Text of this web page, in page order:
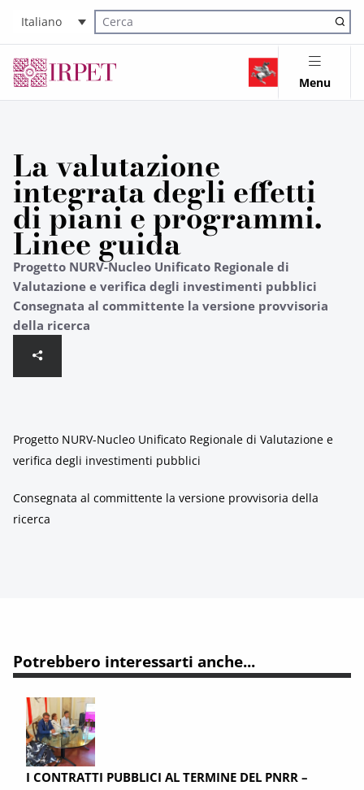
Italiano
Cerca nel sito
Menu
La valutazione
integrata degli effetti
di piani e programmi.
Linee guida
Progetto NURV-Nucleo Unificato Regionale di
Valutazione e verifica degli investimenti pubblici
Consegnata al committente la versione provvisoria
della ricerca
Progetto NURV-Nucleo Unificato Regionale di Valutazione e
verifica degli investimenti pubblici
Consegnata al committente la versione provvisoria della
ricerca
Potrebbero interessarti anche...
I CONTRATTI PUBBLICI AL TERMINE DEL PNRR –